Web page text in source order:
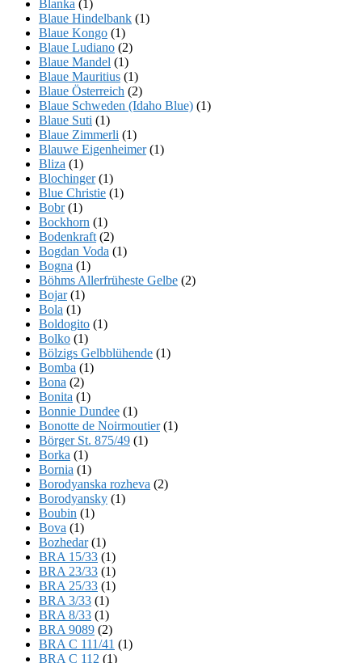
Blanka (1)
Blaue Hindelbank (1)
Blaue Kongo (1)
Blaue Ludiano (2)
Blaue Mandel (1)
Blaue Mauritius (1)
Blaue Österreich (2)
Blaue Schweden (Idaho Blue) (1)
Blaue Suti (1)
Blaue Zimmerli (1)
Blauwe Eigenheimer(1)
Bliza (1)
Blochinger(1)
Blue Christie (1)
Bobr(1)
Bockhorn (1)
Bodenkraft (2)
Bogdan Voda (1)
Bogna (1)
Böhms Allerfrüheste Gelbe (2)
Bojar(1)
Bola (1)
Boldogito (1)
Bolko (1)
Bölzigs Gelbblühende (1)
Bomba (1)
Bona (2)
Bonita (1)
Bonnie Dundee (1)
Bonotte de Noirmoutier(1)
Börger St. 875/49 (1)
Borka (1)
Bornia (1)
Borodyanska rozheva (2)
Borodyansky (1)
Boubin (1)
Bova (1)
Bozhedar(1)
BRA 15/33 (1)
BRA 23/33 (1)
BRA 25/33 (1)
BRA 3/33 (1)
BRA 8/33 (1)
BRA 9089 (2)
BRA C 111/41 (1)
BRA C 112 (1)